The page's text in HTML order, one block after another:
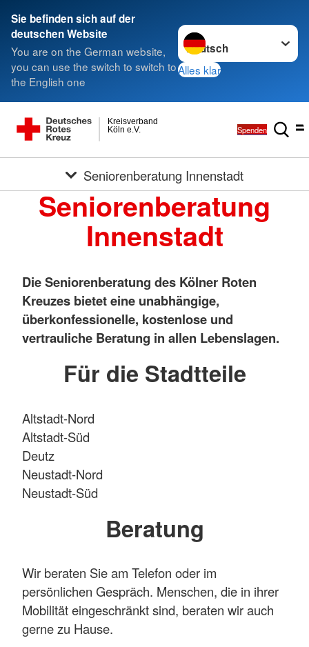
Sie befinden sich auf der
deutschen Website
You are on the German website,
you can use the switch to switch to
the English one
Sprache wechseln zu
Alles klar
Köln e.V.
Kreisverband
Spenden
Seniorenberatung Innenstadt
Seniorenberatung
Innenstadt
Die Seniorenberatung des Kölner Roten
Kreuzes bietet eine unabhängige,
überkonfessionelle, kostenlose und
vertrauliche Beratung in allen Lebenslagen.
Für die Stadtteile
Altstadt-Nord
Altstadt-Süd
Deutz
Neustadt-Nord
Neustadt-Süd
Beratung
Wir beraten Sie am Telefon oder im
persönlichen Gespräch. Menschen, die in ihrer
Mobilität eingeschränkt sind, beraten wir auch
gerne zu Hause.